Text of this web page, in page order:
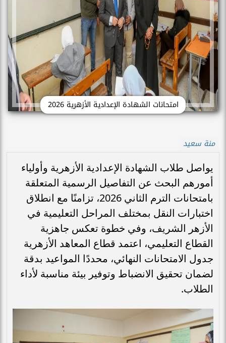
امتحانات الشهادة الإعدادية الأزهرية 2026
منة سعيد
يواصل طلاب الشهادة الإعدادية الأزهرية وأولياء
أمورهم البحث عن التفاصيل الرسمية المتعلقة
بامتحانات الترم الثاني 2026، تزامنًا مع انطلاق
اختبارات النقل بمختلف المراحل التعليمية في
الأزهر الشريف، وفي خطوة تعكس جاهزية
القطاع التعليمي، اعتمد قطاع المعاهد الأزهرية
جدول الامتحانات النهائي، محددًا المواعيد بدقة
لضمان تحقيق الانضباط وتوفير بيئة مناسبة لأداء
الطلاب.